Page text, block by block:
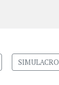
SIMULACRO